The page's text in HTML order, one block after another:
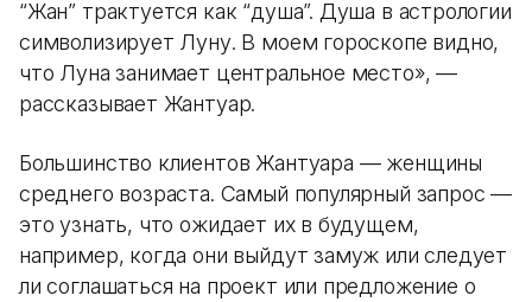
“Жан” трактуется как “душа”. Душа в астрологии
символизирует Луну. В моем гороскопе видно,
что Луна занимает центральное место», —
рассказывает Жантуар.
Большинство клиентов Жантуара — женщины
среднего возраста. Самый популярный запрос —
это узнать, что ожидает их в будущем,
например, когда они выйдут замуж или следует
ли соглашаться на проект или предложение о